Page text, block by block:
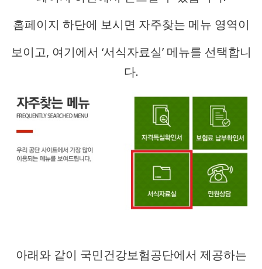
홈페이지 하단에 보시면 자주찾는 메뉴 영역이
보이고, 여기에서 ‘서식자료실’ 메뉴를 선택합니
다.
아래와 같이 국민건강보험공단에서 제공하는